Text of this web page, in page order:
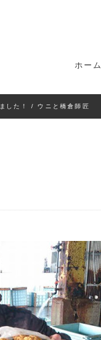
ホーム
した！ / ウニと橋倉師匠